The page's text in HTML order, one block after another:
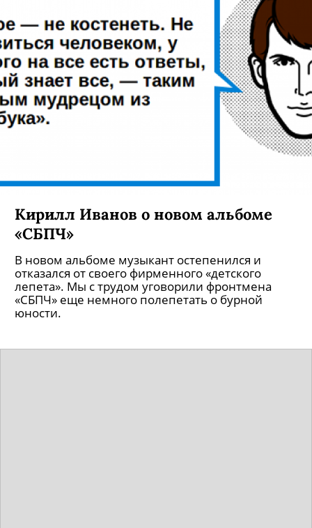
Кирилл Иванов о новом альбоме
«СБПЧ»
В новом альбоме музыкант остепенился и
отказался от своего фирменного «детского
лепета». Мы с трудом уговорили фронтмена
«СБПЧ» еще немного полепетать о бурной
юности.